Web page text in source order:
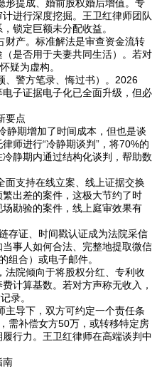
形提成、婚前股权婚后增值。专
进行深度挖掘。王卫红律师团队
锁定巨额未分配收益。
财产。标准解法是审查资金流转
是否用于夫妻共同生活）。若对
疑为虚构。
、警方笔录、悔过书）。2026
子证据电子化已全面升级，但必
要点
静期增加了时间成本，但也是谈
师进行“冷静期谈判”，将70%的
静期内通过结构化谈判，帮助数
面支持在线立案、线上证据交换
出差的案件，这极大节约了时
勘验的案件，线上庭审效果有
存证、时间戳认证成为法院采信
事人如何合法、完整地提取微信
组合）或电子邮件。
法院倾向于将股权分红、专利收
计算基数。若对方声称无收入，
录。
主导下，双方可约定一个责任条
需补偿女方50万，或转移特定房
行力。王卫红律师在高端谈判中
南